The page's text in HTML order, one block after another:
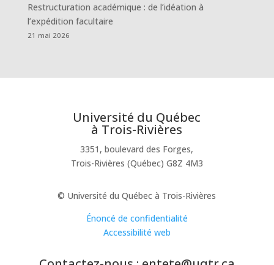
Restructuration académique : de l’idéation à
l’expédition facultaire
21 mai 2026
Université du Québec
à Trois-Rivières
3351, boulevard des Forges,
Trois-Rivières (Québec) G8Z 4M3
© Université du Québec à Trois-Rivières
Énoncé de confidentialité
Accessibilité web